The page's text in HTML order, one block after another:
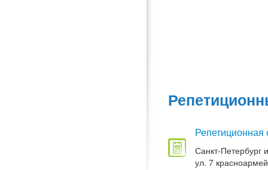
Репетиционная
Санкт-Петербург
ул. 7